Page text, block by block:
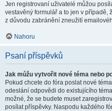
Jen registrovaní uživatelé můžou
vestavěný formulář a to jen v případě,
z důvodu zabránění zneužití
Nahoru
Psaní příspěvků
Jak můžu vytvořit nové téma nebo
Pokud chcete do fóra poslat nové
odeslání odpovědi do existujícího
možné, že se budete muset
posílat příspěvky. Naspodu každého